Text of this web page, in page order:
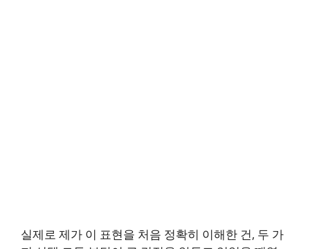
실제로 제가 이 표현을 처음 정확히 이해한 건, 두 가